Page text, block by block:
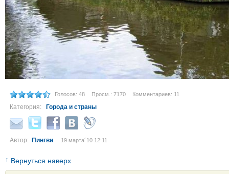
Голосов: 48 Просм.: 7170 Комментариев: 11
Категория: Города и страны
Автор: Пингви 19 марта´10 12:11
↑ Вернуться наверх